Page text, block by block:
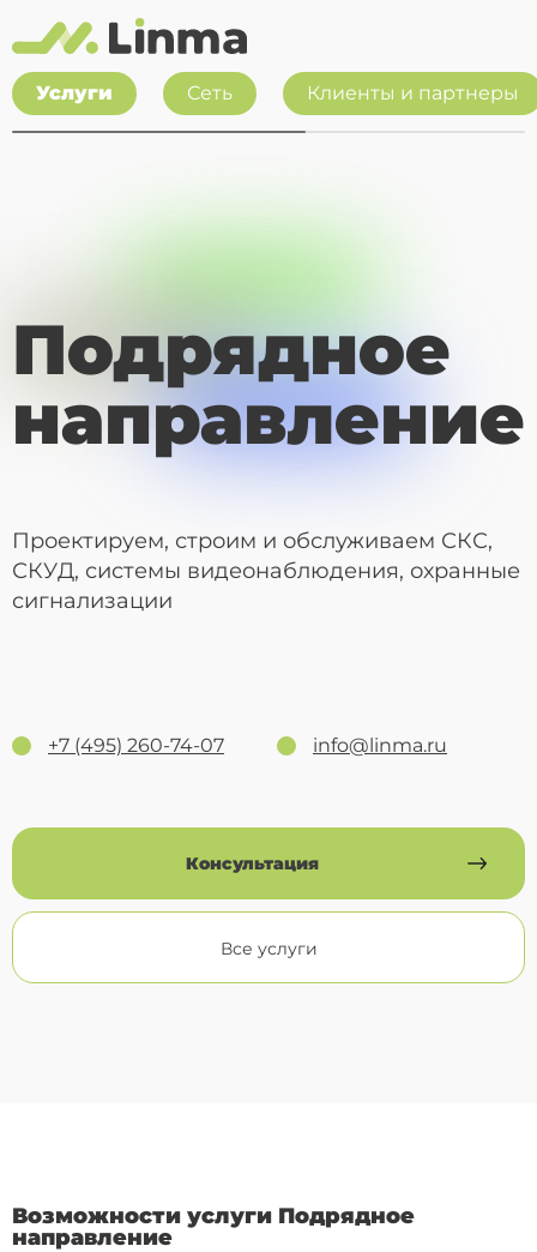
Услуги Сеть Клиенты и партнеры
Подрядное
направление
Проектируем, строим и обслуживаем СКС,
СКУД, системы видеонаблюдения, охранные
сигнализации
+7 (495) 260-74-07 info@linma.ru
Консультация
Все услуги
Возможности услуги Подрядное
направление